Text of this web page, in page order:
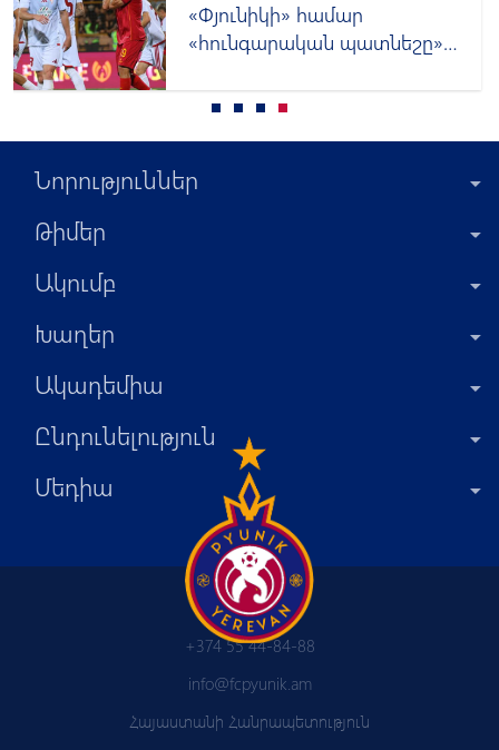
«Փյունիկի» համար
«հունգարական պատնեշը»
Նորություններ
Թիմեր
Ակումբ
Խաղեր
Ակադեմիա
Ընդունելություն
Մեդիա
+374 55 44-84-88
info@fcpyunik.am
Հայաստանի Հանրապետություն